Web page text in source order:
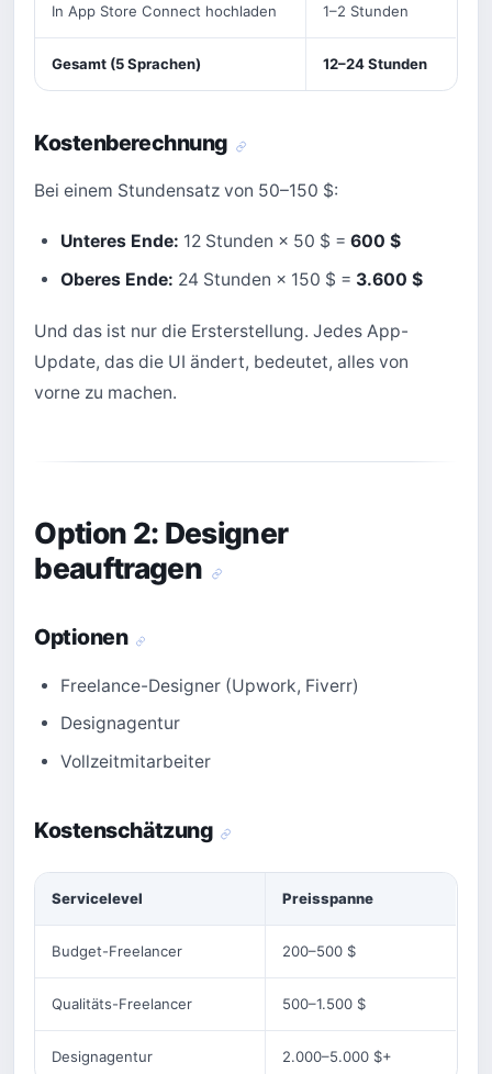
In App Store Connect hochladen 1–2 Stunden
Gesamt (5 Sprachen) 12–24 Stunden
Kostenberechnung
Bei einem Stundensatz von 50–150 $:
Unteres Ende: 12 Stunden × 50 $ = 600 $
Oberes Ende: 24 Stunden × 150 $ = 3.600 $
Und das ist nur die Ersterstellung. Jedes App-
Update, das die UI ändert, bedeutet, alles von
vorne zu machen.
Option 2: Designer
beauftragen
Optionen
Freelance-Designer (Upwork, Fiverr)
Designagentur
Vollzeitmitarbeiter
Kostenschätzung
Servicelevel Preisspanne
Budget-Freelancer 200–500 $
Qualitäts-Freelancer 500–1.500 $
Designagentur 2.000–5.000 $+